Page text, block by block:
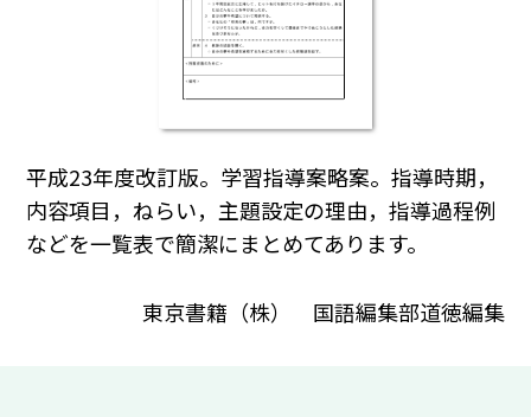
平成23年度改訂版。学習指導案略案。指導時期，
内容項目，ねらい，主題設定の理由，指導過程例
などを一覧表で簡潔にまとめてあります。
東京書籍（株） 国語編集部道徳編集